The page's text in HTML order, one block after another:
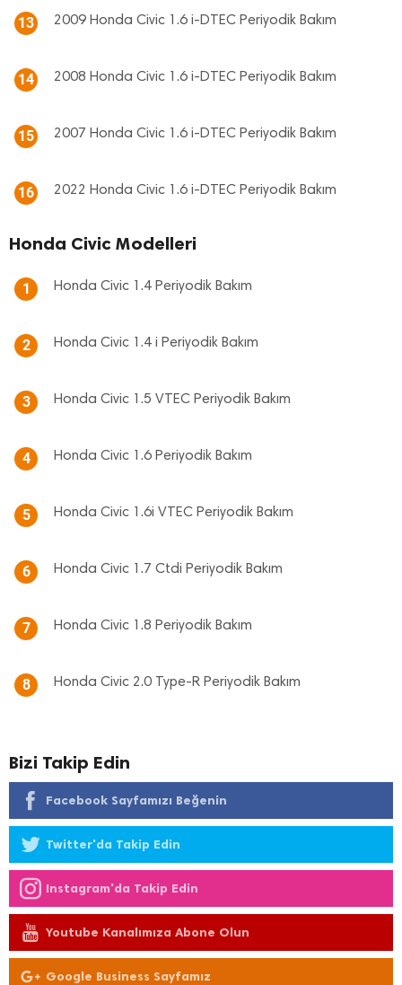
13 2009 Honda Civic 1.6 i-DTEC Periyodik Bakım
14 2008 Honda Civic 1.6 i-DTEC Periyodik Bakım
15 2007 Honda Civic 1.6 i-DTEC Periyodik Bakım
16 2022 Honda Civic 1.6 i-DTEC Periyodik Bakım
Honda Civic Modelleri
1 Honda Civic 1.4 Periyodik Bakım
2 Honda Civic 1.4 i Periyodik Bakım
3 Honda Civic 1.5 VTEC Periyodik Bakım
4 Honda Civic 1.6 Periyodik Bakım
5 Honda Civic 1.6i VTEC Periyodik Bakım
6 Honda Civic 1.7 Ctdi Periyodik Bakım
7 Honda Civic 1.8 Periyodik Bakım
8 Honda Civic 2.0 Type-R Periyodik Bakım
Bizi Takip Edin
Facebook Sayfamızı Beğenin
Twitter'da Takip Edin
Instagram'da Takip Edin
Youtube Kanalımıza Abone Olun
Google Business Sayfamız